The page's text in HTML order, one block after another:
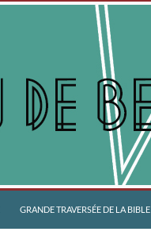
GRANDE TRAVERSÉE DE LA BIBLE